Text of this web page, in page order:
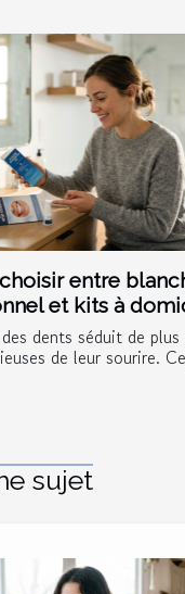
entre
et kits à
dents séduit de plus
de leur sourire.
sujet